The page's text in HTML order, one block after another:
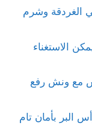
الغردقة وشرم
5 حالات لا يمكن الاستغناء
مع ونش رفع
البر بأمان تام